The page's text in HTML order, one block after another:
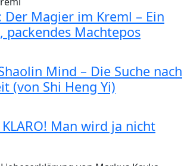
Der Magier im Kreml – Ein
packendes Machtepos
Mind – Die Suche nach
(von Shi Heng Yi)
Man wird ja nicht